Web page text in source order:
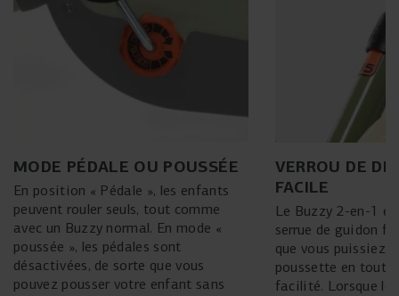
MODE PÉDALE OU POUSSÉE
En position « Pédale », les enfants
peuvent rouler seuls, tout comme
avec un Buzzy normal. En mode «
poussée », les pédales sont
désactivées, de sorte que vous
pouvez pousser votre enfant sans
VERROU DE
FACILE
Le Buzzy 2-en-1
serrue de guidon
que vous puissiez
poussette en toute
facilité. Lorsque le